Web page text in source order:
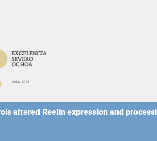
altered Reelin expression and